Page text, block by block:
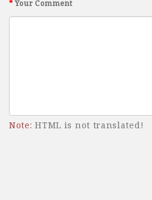
Your Comment
Note: HTML is not translated!